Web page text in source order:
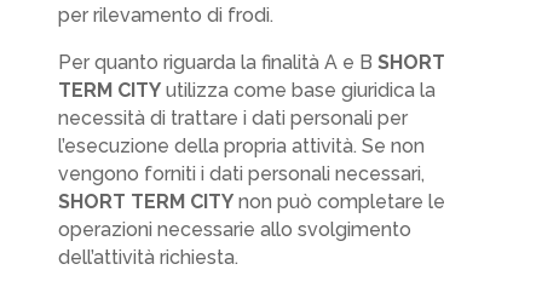
per rilevamento di frodi.
Per quanto riguarda la finalità A e B SHORT
TERM CITYutilizza come base giuridica la
necessità di trattare i dati personali per
l’esecuzione della propria attività. Se non
vengono forniti i dati personali necessari,
SHORT TERM CITYnon può completare le
operazioni necessarie allo svolgimento
dell’attività richiesta.